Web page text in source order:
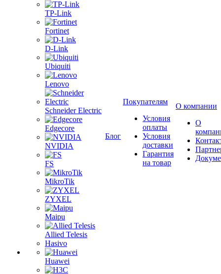
TP-Link
Fortinet
D-Link
Ubiquiti
Lenovo
Schneider Electric
Edgecore
NVIDIA
FS
MikroTik
ZYXEL
Maipu
Allied Telesis
Hasivo
Huawei
Блог
Покупателям
Условия
оплаты
Условия
доставки
Гарантия
на товар
О компании
О